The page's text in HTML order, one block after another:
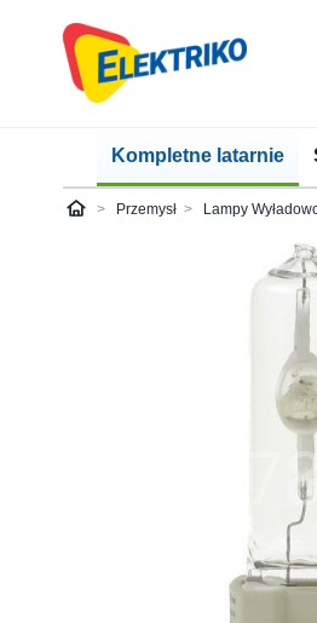
Kompletne latarnie
ElektrikoPrzemysł Lampy